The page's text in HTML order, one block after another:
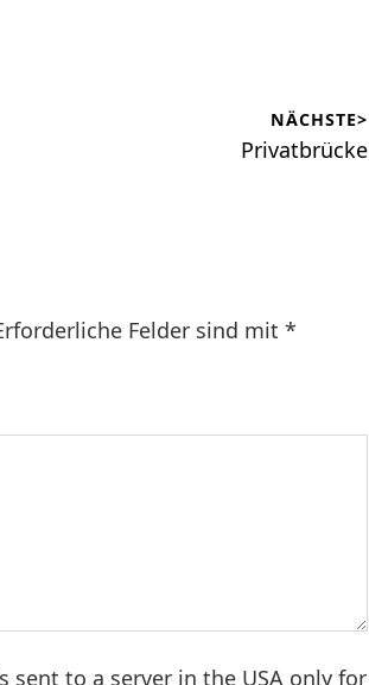
NÄCHSTE>
Nächster
Privatbrücke
Felder sind mit *
sent to a server in the USA only for